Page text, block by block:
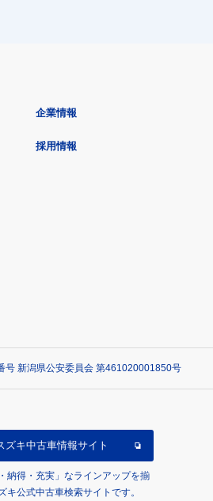
企業情報
採用情報
号 新潟県公安委員会 第461020001850号
ズキ中古車情報サイト
・納得・充実」なラインアップを揃
キ公式中古車検索サイトです。